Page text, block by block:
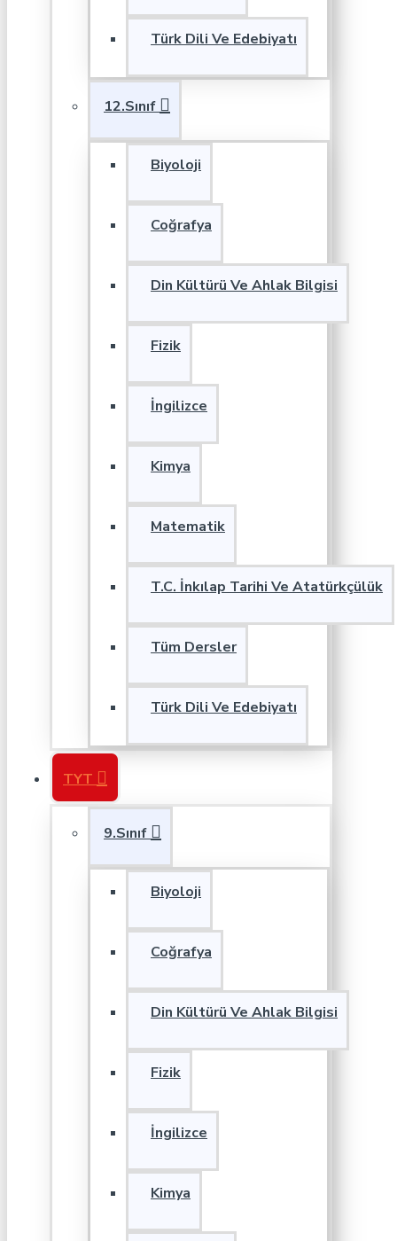
Türk Dili Ve Edebiyatı
12.Sınıf
Biyoloji
Coğrafya
Din Kültürü Ve Ahlak Bilgisi
Fizik
İngilizce
Kimya
Matematik
T.C. İnkılap Tarihi Ve Atatürkçülük
Tüm Dersler
Türk Dili Ve Edebiyatı
TYT
9.Sınıf
Biyoloji
Coğrafya
Din Kültürü Ve Ahlak Bilgisi
Fizik
İngilizce
Kimya